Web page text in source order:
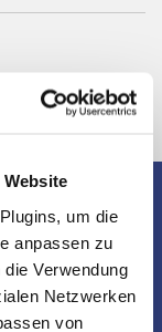
um die
anpassen zu
Verwendung
Netzwerken
von